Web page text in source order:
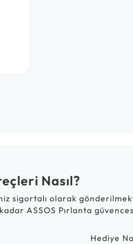
Nasıl?
sigortalı olarak
ASSOS Pırlanta
Hediye